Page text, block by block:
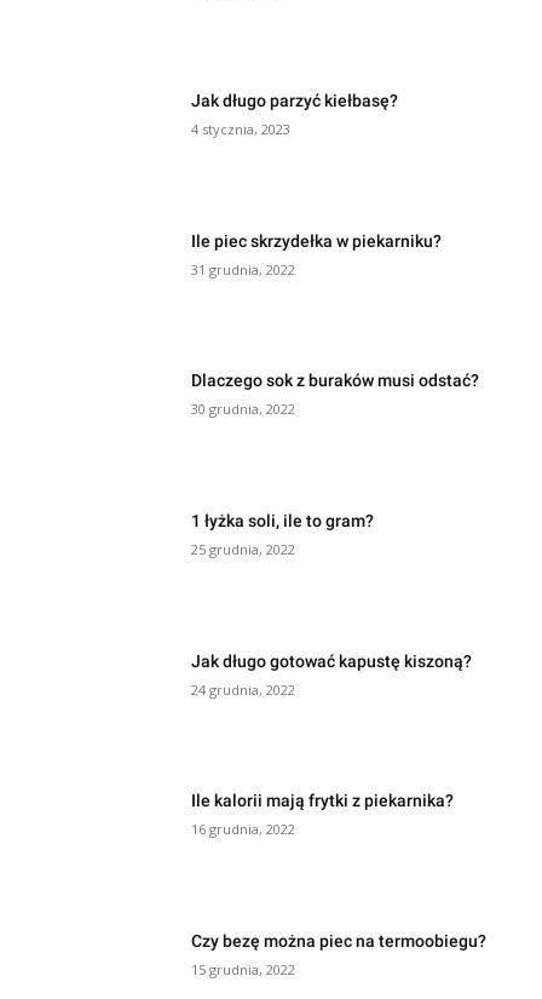
Jak długo parzyć kiełbasę?
4 stycznia, 2023
Ile piec skrzydełka w piekarniku?
31 grudnia, 2022
Dlaczego sok z buraków musi odstać?
30 grudnia, 2022
1 łyżka soli, ile to gram?
25 grudnia, 2022
Jak długo gotować kapustę kiszoną?
24 grudnia, 2022
Ile kalorii mają frytki z piekarnika?
16 grudnia, 2022
Czy bezę można piec na termoobiegu?
15 grudnia, 2022